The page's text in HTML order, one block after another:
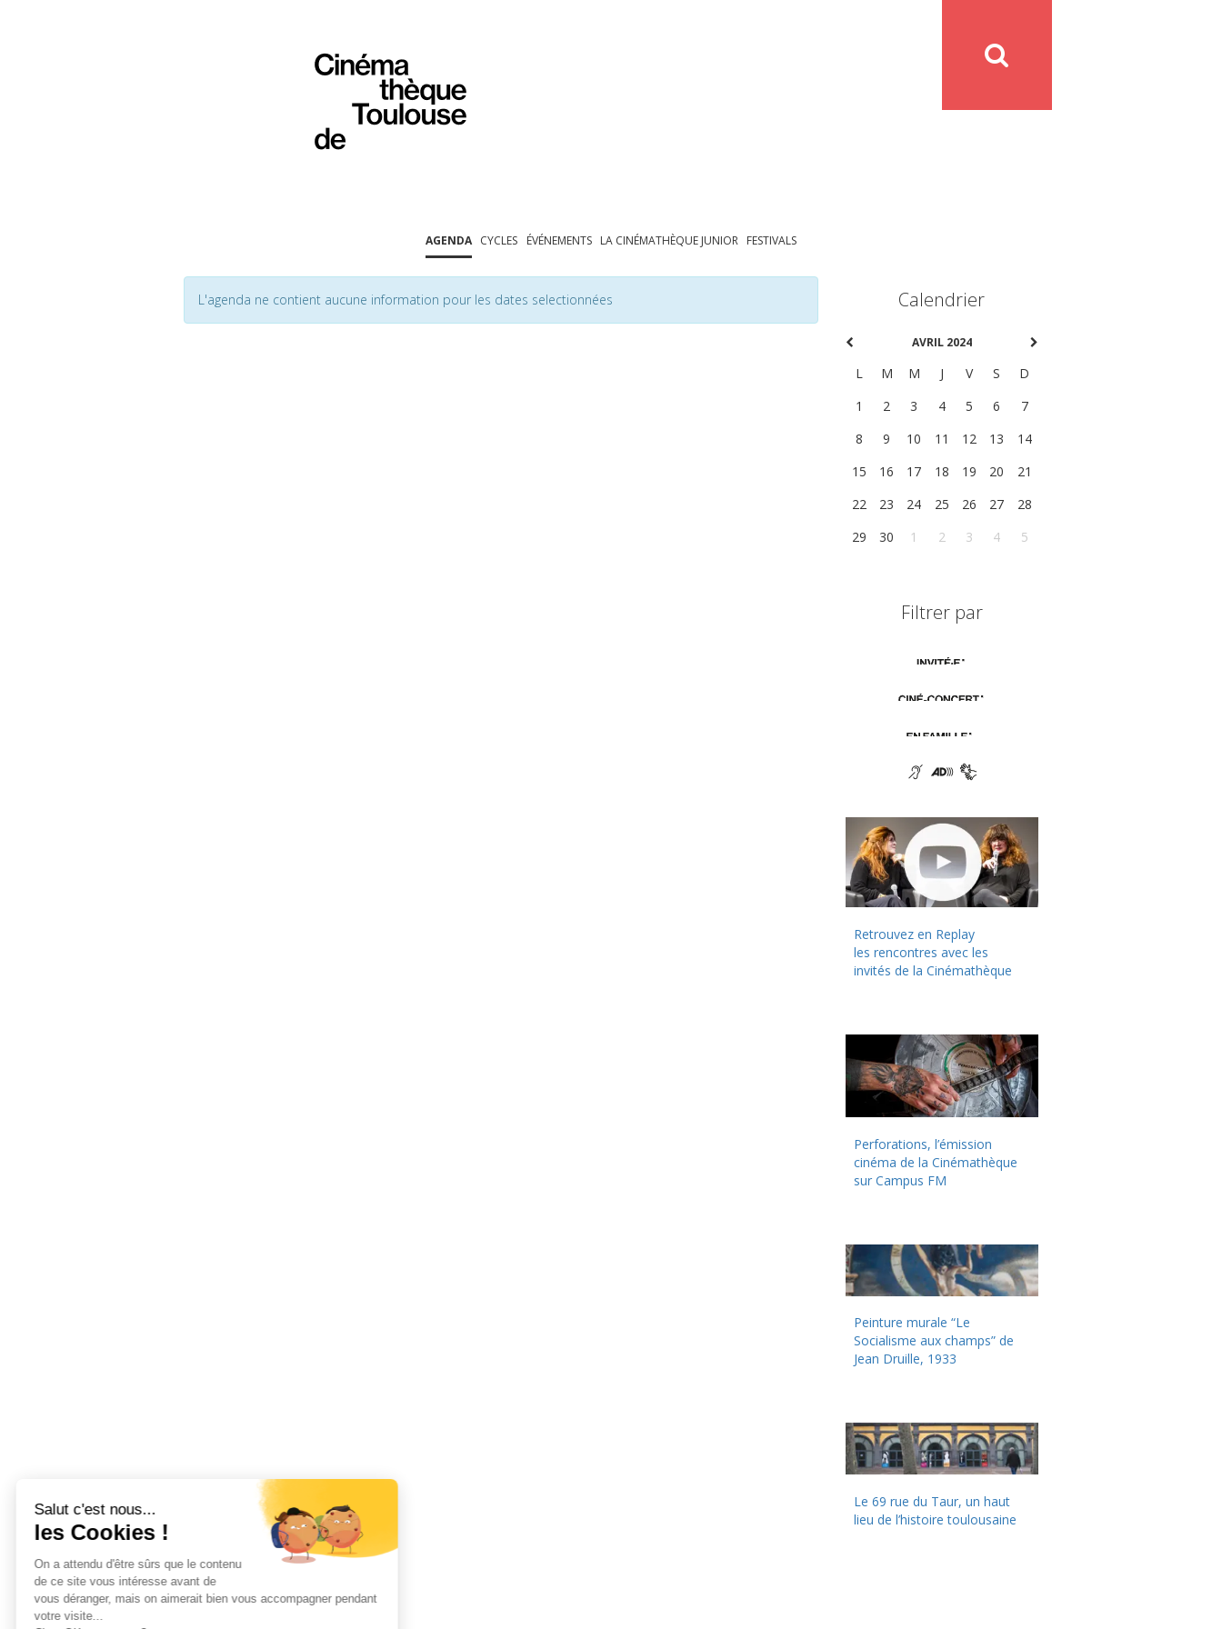
AGENDA CYCLES ÉVÉNEMENTS LA CINÉMATHÈQUE JUNIOR FESTIVALS
L'agenda ne contient aucune information pour les dates selectionnées Calendrier
AVRIL 2024
L M M J V S
D
1
2 3 4 5 6
7
8
9 10 11 12 13
14
15
16 17 18 19 20
21
22
23 24 25 26 27
28
29
30 1 2 3 4 5
Filtrer par
Retrouvez en Replay
les rencontres avec les
invités de la Cinémathèque
Perforations, l’émission
cinéma de la Cinémathèque
sur Campus FM
Peinture murale “Le
Socialisme aux champs” de
Jean Druille, 1933
Le 69 rue du Taur, un haut
lieu de l’histoire toulousaine